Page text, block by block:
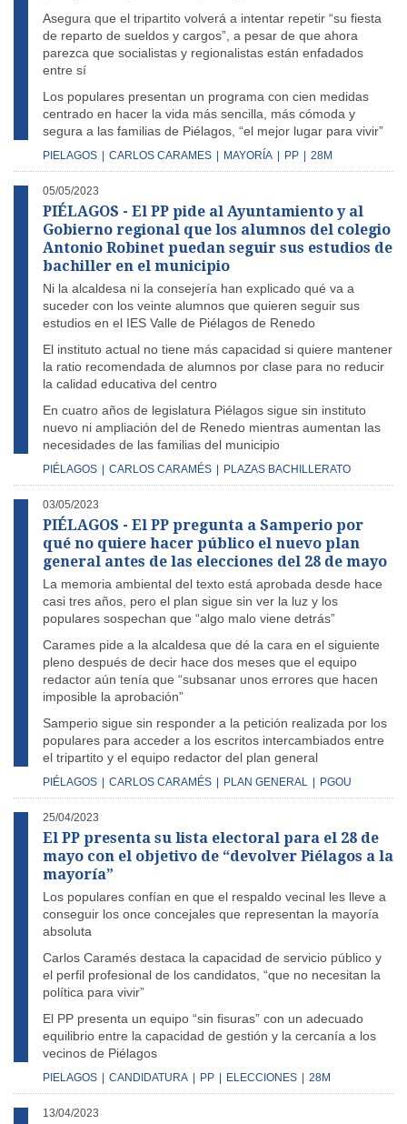
Asegura que el tripartito volverá a intentar repetir “su fiesta
de reparto de sueldos y cargos”, a pesar de que ahora
parezca que socialistas y regionalistas están enfadados
entre sí
Los populares presentan un programa con cien medidas
centrado en hacer la vida más sencilla, más cómoda y
segura a las familias de Piélagos, “el mejor lugar para vivir”
PIELAGOS CARLOS CARAMES MAYORÍA PP 28M
05/05/2023
PIÉLAGOS - El PP pide al Ayuntamiento y al
Gobierno regional que los alumnos del colegio
Antonio Robinet puedan seguir sus estudios de
bachiller en el municipio
Ni la alcaldesa ni la consejería han explicado qué va a
suceder con los veinte alumnos que quieren seguir sus
estudios en el IES Valle de Piélagos de Renedo
El instituto actual no tiene más capacidad si quiere mantener
la ratio recomendada de alumnos por clase para no reducir
la calidad educativa del centro
En cuatro años de legislatura Piélagos sigue sin instituto
nuevo ni ampliación del de Renedo mientras aumentan las
necesidades de las familias del municipio
PIÉLAGOS CARLOS CARAMÉS PLAZAS BACHILLERATO
03/05/2023
PIÉLAGOS - El PP pregunta a Samperio por
qué no quiere hacer público el nuevo plan
general antes de las elecciones del 28 de mayo
La memoria ambiental del texto está aprobada desde hace
casi tres años, pero el plan sigue sin ver la luz y los
populares sospechan que “algo malo viene detrás”
Carames pide a la alcaldesa que dé la cara en el siguiente
pleno después de decir hace dos meses que el equipo
redactor aún tenía que “subsanar unos errores que hacen
imposible la aprobación”
Samperio sigue sin responder a la petición realizada por los
populares para acceder a los escritos intercambiados entre
el tripartito y el equipo redactor del plan general
PIÉLAGOS CARLOS CARAMÉS PLAN GENERAL PGOU
25/04/2023
El PP presenta su lista electoral para el 28 de
mayo con el objetivo de “devolver Piélagos a la
mayoría”
Los populares confían en que el respaldo vecinal les lleve a
conseguir los once concejales que representan la mayoría
absoluta
Carlos Caramés destaca la capacidad de servicio público y
el perfil profesional de los candidatos, “que no necesitan la
política para vivir”
El PP presenta un equipo “sin fisuras” con un adecuado
equilibrio entre la capacidad de gestión y la cercanía a los
vecinos de Piélagos
PIELAGOS CANDIDATURA PP ELECCIONES 28M
13/04/2023